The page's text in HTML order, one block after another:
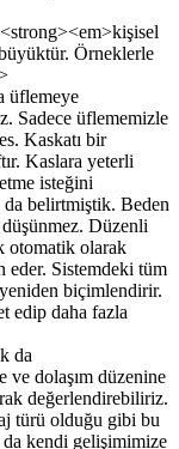
Örneklerle
üflemeye
Sadece üflememizle
Kaskatı bir
Kaslara yeterli
isteğini
da belirtmiştik. Beden
düşünmez. Düzenli
otomatik olarak
eder. Sistemdeki tüm
biçimlendirir.
edip daha fazla
da
dolaşım düzenine
değerlendirebiliriz.
türü olduğu gibi bu
kendi gelişimimize